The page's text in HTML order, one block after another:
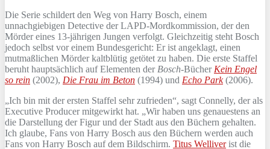
Die Serie schildert den Weg von Harry Bosch, einem
unnachgiebigen Detective der LAPD-Mordkommission, der den
Mörder eines 13-jährigen Jungen verfolgt. Gleichzeitig steht Bosch
jedoch selbst vor einem Bundesgericht: Er ist angeklagt, einen
mutmaßlichen Mörder kaltblütig getötet zu haben. Die erste Staffel
beruht hauptsächlich auf Elementen der Bosch-Bücher Kein Engel
so rein (2002), Die Frau im Beton (1994) und Echo Park(2006).
„Ich bin mit der ersten Staffel sehr zufrieden“, sagt Connelly, der als
Executive Producer mitgewirkt hat. „Wir haben uns genauestens an
die Darstellung der Figur und der Stadt aus den Büchern gehalten.
Ich glaube, Fans von Harry Bosch aus den Büchern werden auch
Fans von Harry Bosch auf dem Bildschirm. Titus Welliverist die